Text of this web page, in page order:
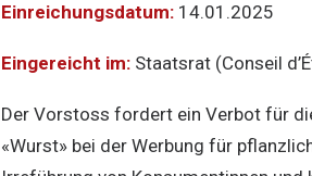
Einreichungsdatum: 14.01.2025
Eingereicht im: Staatsrat (Conseil
Der Vorstoss fordert ein Verbot für
«Wurst» bei der Werbung für